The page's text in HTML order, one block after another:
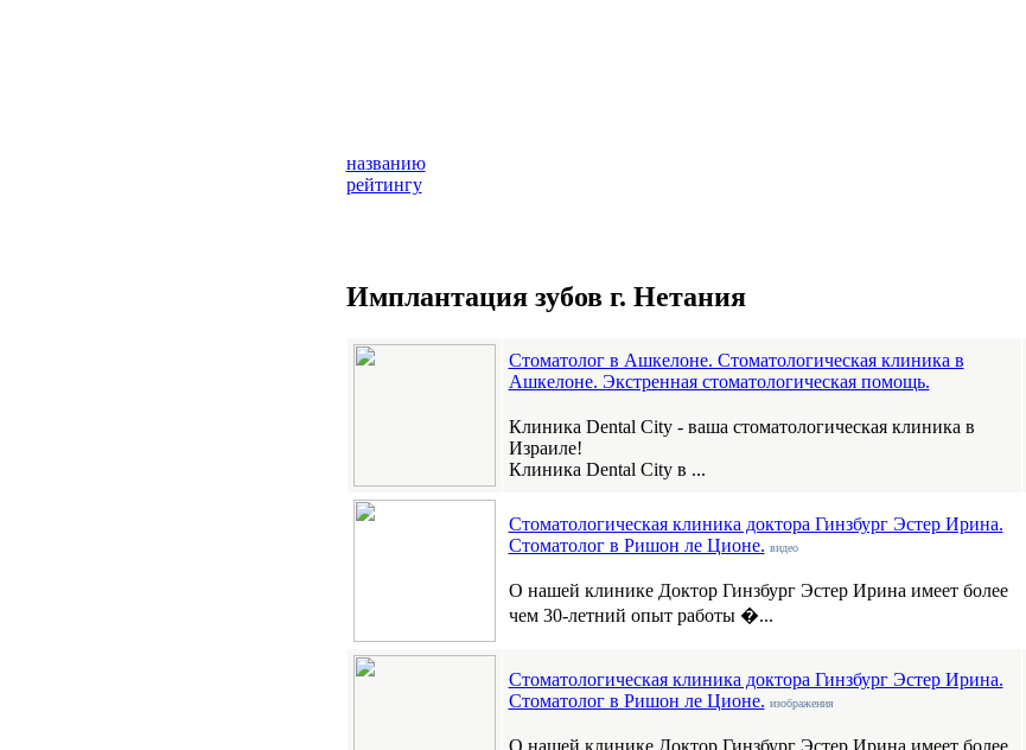
названию
рейтингу
Имплантация зубов г. Нетания
Стоматолог в Ашкелоне. Стоматологическая клиника в
Ашкелоне. Экстренная стоматологическая помощь.
Клиника Dental City - ваша стоматологическая клиника в
Израиле!
Клиника Dental City в ...
Стоматологическая клиника доктора Гинзбург Эстер Ирина.
Стоматолог в Ришон ле Ционе. видео
О нашей клинике Доктор Гинзбург Эстер Ирина имеет более
чем 30-летний опыт работы �...
Стоматологическая клиника доктора Гинзбург Эстер Ирина.
Стоматолог в Ришон ле Ционе. изображения
О нашей клинике Доктор Гинзбург Эстер Ирина имеет более